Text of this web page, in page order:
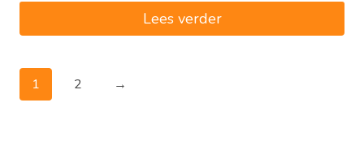
€502,15.Lees verder
1 2 →